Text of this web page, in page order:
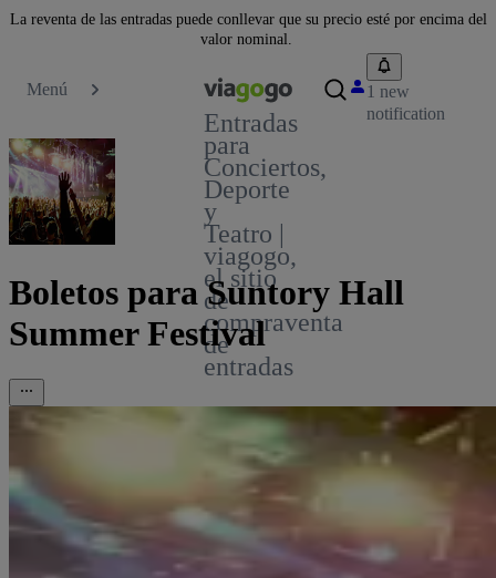
La reventa de las entradas puede conllevar que su precio esté por encima del
valor nominal.
Menú
Entradas
para
Conciertos,
Deporte
y
Teatro |
viagogo,
el sitio
de
compraventa
de
entradas
1 new
notification
Boletos para Suntory Hall
Summer Festival